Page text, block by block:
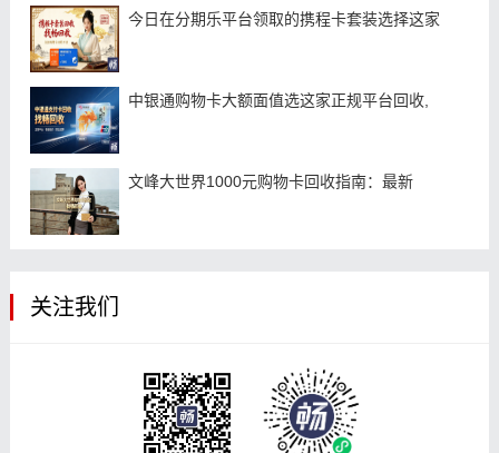
今日在分期乐平台领取的携程卡套装选择这家
中银通购物卡大额面值选这家正规平台回收,
文峰大世界1000元购物卡回收指南：最新
关注我们